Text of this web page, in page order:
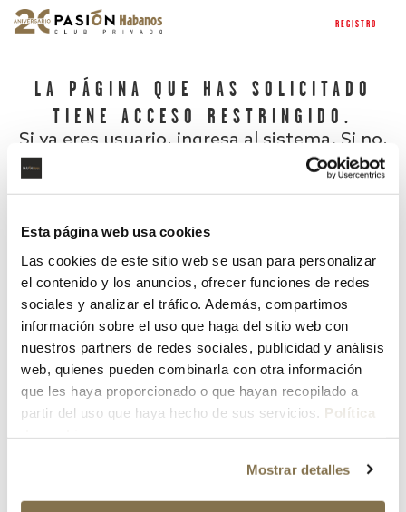
Esta página web usa cookies
Las cookies de este sitio web se usan para personalizar
el contenido y los anuncios, ofrecer funciones de redes
sociales y analizar el tráfico. Además, compartimos
información sobre el uso que haga del sitio web con
nuestros partners de redes sociales, publicidad y análisis
web, quienes pueden combinarla con otra información
que les haya proporcionado o que hayan recopilado a
partir del uso que haya hecho de sus servicios. Política
Mostrar detalles
REGISTRO
LA PÁGINA QUE HAS SOLICITADO
TIENE ACCESO RESTRINGIDO.
Si ya eres usuario, ingresa al sistema. Si no,
¿Has olvidado tu contraseña?